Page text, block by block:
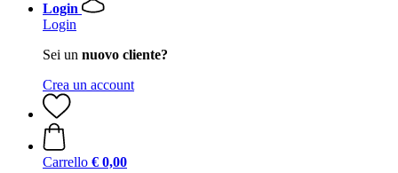
Login
Login
Sei un nuovo cliente?
Crea un account
Carrello € 0,00